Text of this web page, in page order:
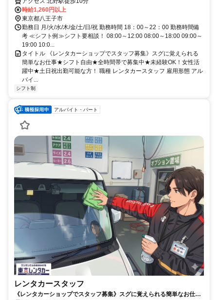
時給1,260円以上
東京都八王子市
勤務日 月/火/水/木/金/土/日/祝 勤務時間 18：00～22：00 勤務時間備
考 ≪シフト例≫シフト要相談！ 08:00～12:00 08:00～18:00 09:00～
19:00 10:0...
タイトル 《レンタカーショップでスタッフ募集》スグに覚えられる
簡単なお仕事★シフト自由★全時間帯で募集中★未経験OK！女性活
躍中★土日祝出勤可能な方！ 職種 レンタカースタッフ 雇用形態 アル
バイ...
シフト制
アルバイト・パート
レンタカースタッフ
《レンタカーショップでスタッフ募集》スグに覚えられる簡単なお仕事